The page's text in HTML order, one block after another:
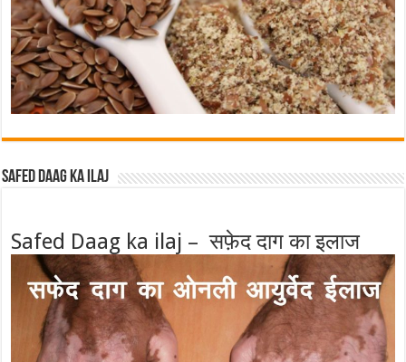
Safed Daag ka ilaj
Safed Daag ka ilaj – सफ़ेद दाग का इलाज